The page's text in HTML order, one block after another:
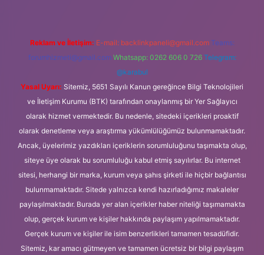
Reklam ve İletişim: E-mail: backlinkpaneli@gmail.com Teams:
forumhizmeti@gmail.com Whatsapp: 0262 606 0 726 Telegram:
@karabul
Yasal Uyarı: Sitemiz, 5651 Sayılı Kanun gereğince Bilgi Teknolojileri
ve İletişim Kurumu (BTK) tarafından onaylanmış bir Yer Sağlayıcı
olarak hizmet vermektedir. Bu nedenle, sitedeki içerikleri proaktif
olarak denetleme veya araştırma yükümlülüğümüz bulunmamaktadır.
Ancak, üyelerimiz yazdıkları içeriklerin sorumluluğunu taşımakta olup,
siteye üye olarak bu sorumluluğu kabul etmiş sayılırlar. Bu internet
sitesi, herhangi bir marka, kurum veya şahıs şirketi ile hiçbir bağlantısı
bulunmamaktadır. Sitede yalnızca kendi hazırladığımız makaleler
paylaşılmaktadır. Burada yer alan içerikler haber niteliği taşımamakta
olup, gerçek kurum ve kişiler hakkında paylaşım yapılmamaktadır.
Gerçek kurum ve kişiler ile isim benzerlikleri tamamen tesadüfidir.
Sitemiz, kar amacı gütmeyen ve tamamen ücretsiz bir bilgi paylaşım